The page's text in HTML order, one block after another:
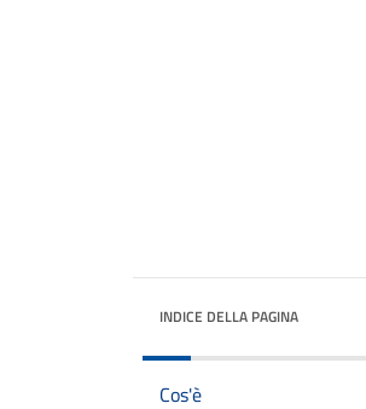
INDICE DELLA PAGINA
Cos'è